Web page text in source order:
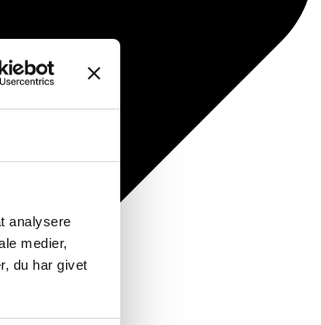
analysere
medier,
du har givet